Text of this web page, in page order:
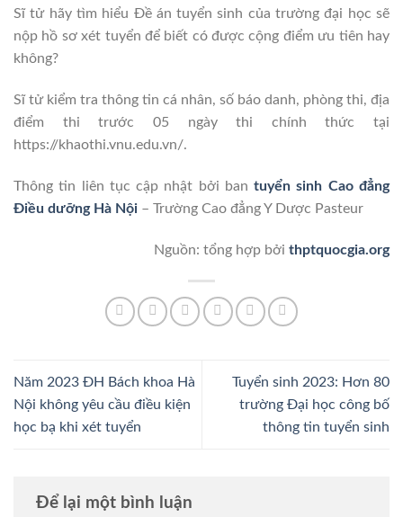
Sĩ tử hãy tìm hiểu Đề án tuyển sinh của trường đại học sẽ
nộp hồ sơ xét tuyển để biết có được cộng điểm ưu tiên hay
không?
Sĩ tử kiểm tra thông tin cá nhân, số báo danh, phòng thi, địa
điểm thi trước 05 ngày thi chính thức tại
https://khaothi.vnu.edu.vn/.
Thông tin liên tục cập nhật bởi bantuyển sinh Cao đẳng
Điều dưỡng Hà Nội – Trường Cao đẳng Y Dược Pasteur
Nguồn: tổng hợp bởi thptquocgia.org
Năm 2023 ĐH Bách khoa Hà
Nội không yêu cầu điều kiện
học bạ khi xét tuyển
Tuyển sinh 2023: Hơn 80
trường Đại học công bố
thông tin tuyển sinh
Để lại một bình luận